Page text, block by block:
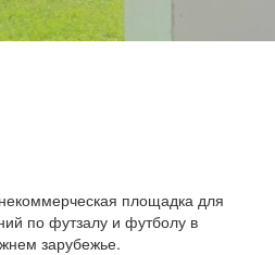
площадка для
по футзалу и футболу в
зарубежье.